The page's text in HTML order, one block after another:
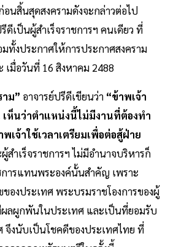
นสิ้นสุดสงครามดังจะกล่าวต่อไป
ดีเป็นผู้สำเร็จราชการฯ คนเดียว ที่
ทั้งประกาศให้การประกาศสงคราม
มื่อวันที่ 16 สิงหาคม 2488
ม” อาจารย์ปรีดีเขียนว่า “ข้าพเจ้า
ห็นว่าตำแหน่งนี้ไม่มีงานที่ต้องทำ
เจ้าใช้เวลาเตรียมเพื่อต่อสู้ฝ่าย
สำเร็จราชการฯ ไม่มีอำนาจบริหารก็
ารแทนพระองค์นั้นสำคัญ เพราะ
องประเทศ พระบรมราชโองการของผู้
ผลผูกพันในประเทศ และเป็นที่ยอมรับ
จึงนับเป็นโชคดีของประเทศไทย ที่